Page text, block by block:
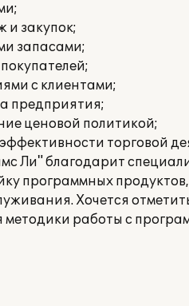
и закупок;
запасами;
с клиентами;
предприятия;
ценовой политикой;
торговой
Ли" благодарит
программных
Хочется
методики работы с